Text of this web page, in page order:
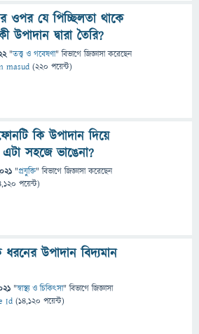
ওপর যে পিচ্ছিলতা থাকে
উপাদান দ্বারা তৈরি?
"তত্ত্ব ও গবেষণা" বিভাগে জিজ্ঞাসাকরেছেন
masud (220 পয়েন্ট)
কি উপাদান দিয়ে
সহজে ভাঙেনা?
"প্রযুক্তি" বিভাগে জিজ্ঞাসাকরেছেন
পয়েন্ট)
উপাদান বিদ্যমান
"স্বাস্থ্য ও চিকিৎসা" বিভাগে জিজ্ঞাসা
Id (14,120 পয়েন্ট)